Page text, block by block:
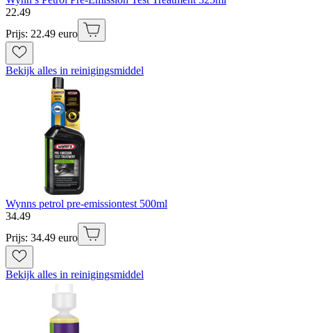
22.49
Prijs: 22.49 euro
Bekijk alles in reinigingsmiddel
Wynns petrol pre-emissiontest 500ml
34.49
Prijs: 34.49 euro
Bekijk alles in reinigingsmiddel